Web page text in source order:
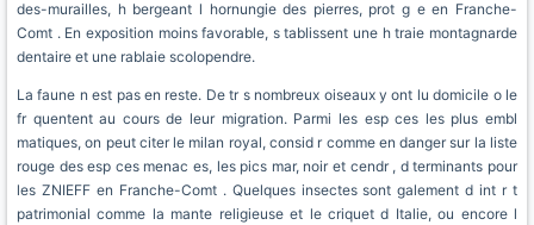
des-murailles, h bergeant l hornungie des pierres, prot g e en Franche-
Comt . En exposition moins favorable, s tablissent une h traie montagnarde
dentaire et une rablaie scolopendre.
La faune n est pas en reste. De tr s nombreux oiseaux y ont lu domicile o le
fr quentent au cours de leur migration. Parmi les esp ces les plus embl
matiques, on peut citer le milan royal, consid r comme en danger sur la liste
rouge des esp ces menac es, les pics mar, noir et cendr , d terminants pour
les ZNIEFF en Franche-Comt . Quelques insectes sont galement d int r t
patrimonial comme la mante religieuse et le criquet d Italie, ou encore l